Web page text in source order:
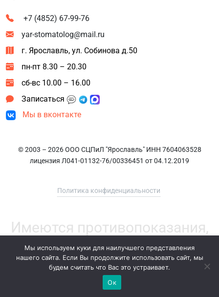
+7 (4852) 67-99-76
yar-stomatolog@mail.ru
г. Ярославль, ул. Собинова д.50
пн-пт 8.30 – 20.30
сб-вс 10.00 – 16.00
Записаться
Мы в вконтакте
© 2003 – 2026 ООО СЦПиЛ "Ярославль" ИНН 7604063528
лицензия Л041-01132-76/00336451 от 04.12.2019
Политика конфиденциальности
Имеются противопоказания,
необходима консультация
специалиста
Мы используем куки для наилучшего представления
нашего сайта. Если Вы продолжите использовать сайт, мы
будем считать что Вас это устраивает.
Ок